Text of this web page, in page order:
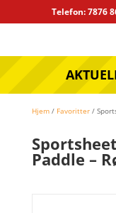
Telefon: 7876
Hjem/ Favoritter/
Paddle –